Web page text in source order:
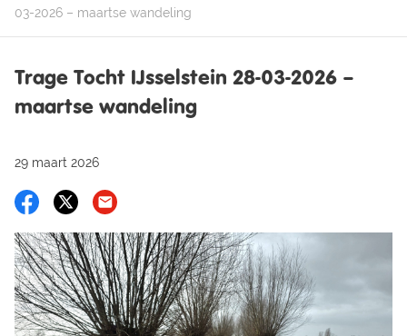
03-2026 – maartse wandeling
Trage Tocht IJsselstein 28-03-2026 –
maartse wandeling
29 maart 2026